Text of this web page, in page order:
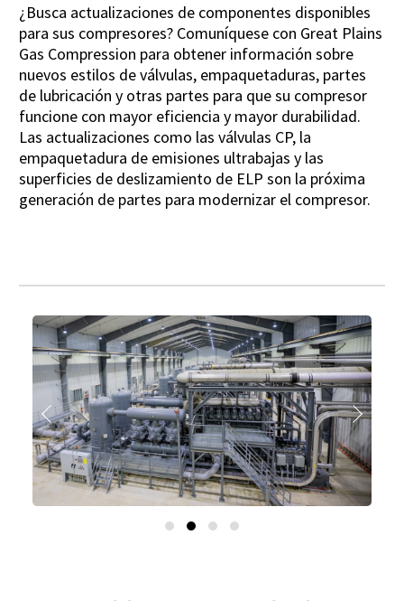
¿Busca actualizaciones de componentes disponibles
para sus compresores? Comuníquese con Great Plains
Gas Compression para obtener información sobre
nuevos estilos de válvulas, empaquetaduras, partes
de lubricación y otras partes para que su compresor
funcione con mayor eficiencia y mayor durabilidad.
Las actualizaciones como las válvulas CP, la
empaquetadura de emisiones ultrabajas y las
superficies de deslizamiento de ELP son la próxima
generación de partes para modernizar el compresor.
Anterior